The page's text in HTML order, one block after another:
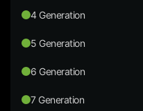
4 Generation
5 Generation
6 Generation
7 Generation